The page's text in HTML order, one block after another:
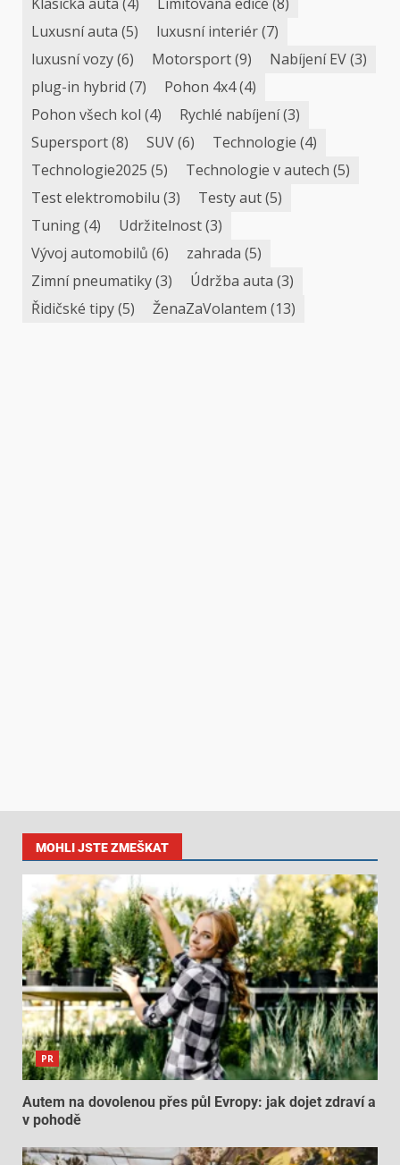
Klasická auta (4) Limitovaná edice (8)
Luxusní auta (5) luxusní interiér(7)
luxusní vozy(6) Motorsport(9) Nabíjení EV(3)
plug-in hybrid (7) Pohon 4x4(4)
Pohon všech kol (4) Rychlé nabíjení(3)
Supersport(8) SUV(6) Technologie (4)
Technologie2025 (5) Technologie v autech (5)
Test elektromobilu (3) Testy aut(5)
Tuning(4) Udržitelnost(3)
Vývoj automobilů (6) zahrada (5)
Zimní pneumatiky(3) Údržba auta (3)
Řidičské tipy(5) ŽenaZaVolantem (13)
MOHLI JSTE ZMEŠKAT
PR
Autem na dovolenou přes půl Evropy: jak dojet zdraví a
v pohodě